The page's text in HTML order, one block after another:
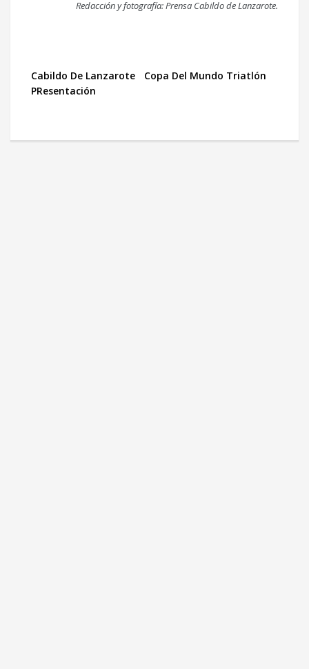
Redacción y fotografía: Prensa Cabildo de Lanzarote.
Cabildo De Lanzarote
Copa Del Mundo Triatlón
PResentación